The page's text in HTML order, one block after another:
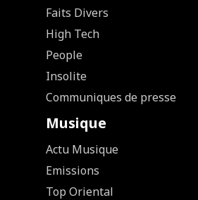
Faits Divers
High Tech
People
Insolite
Communiques de presse
Musique
Actu Musique
Emissions
Top Oriental